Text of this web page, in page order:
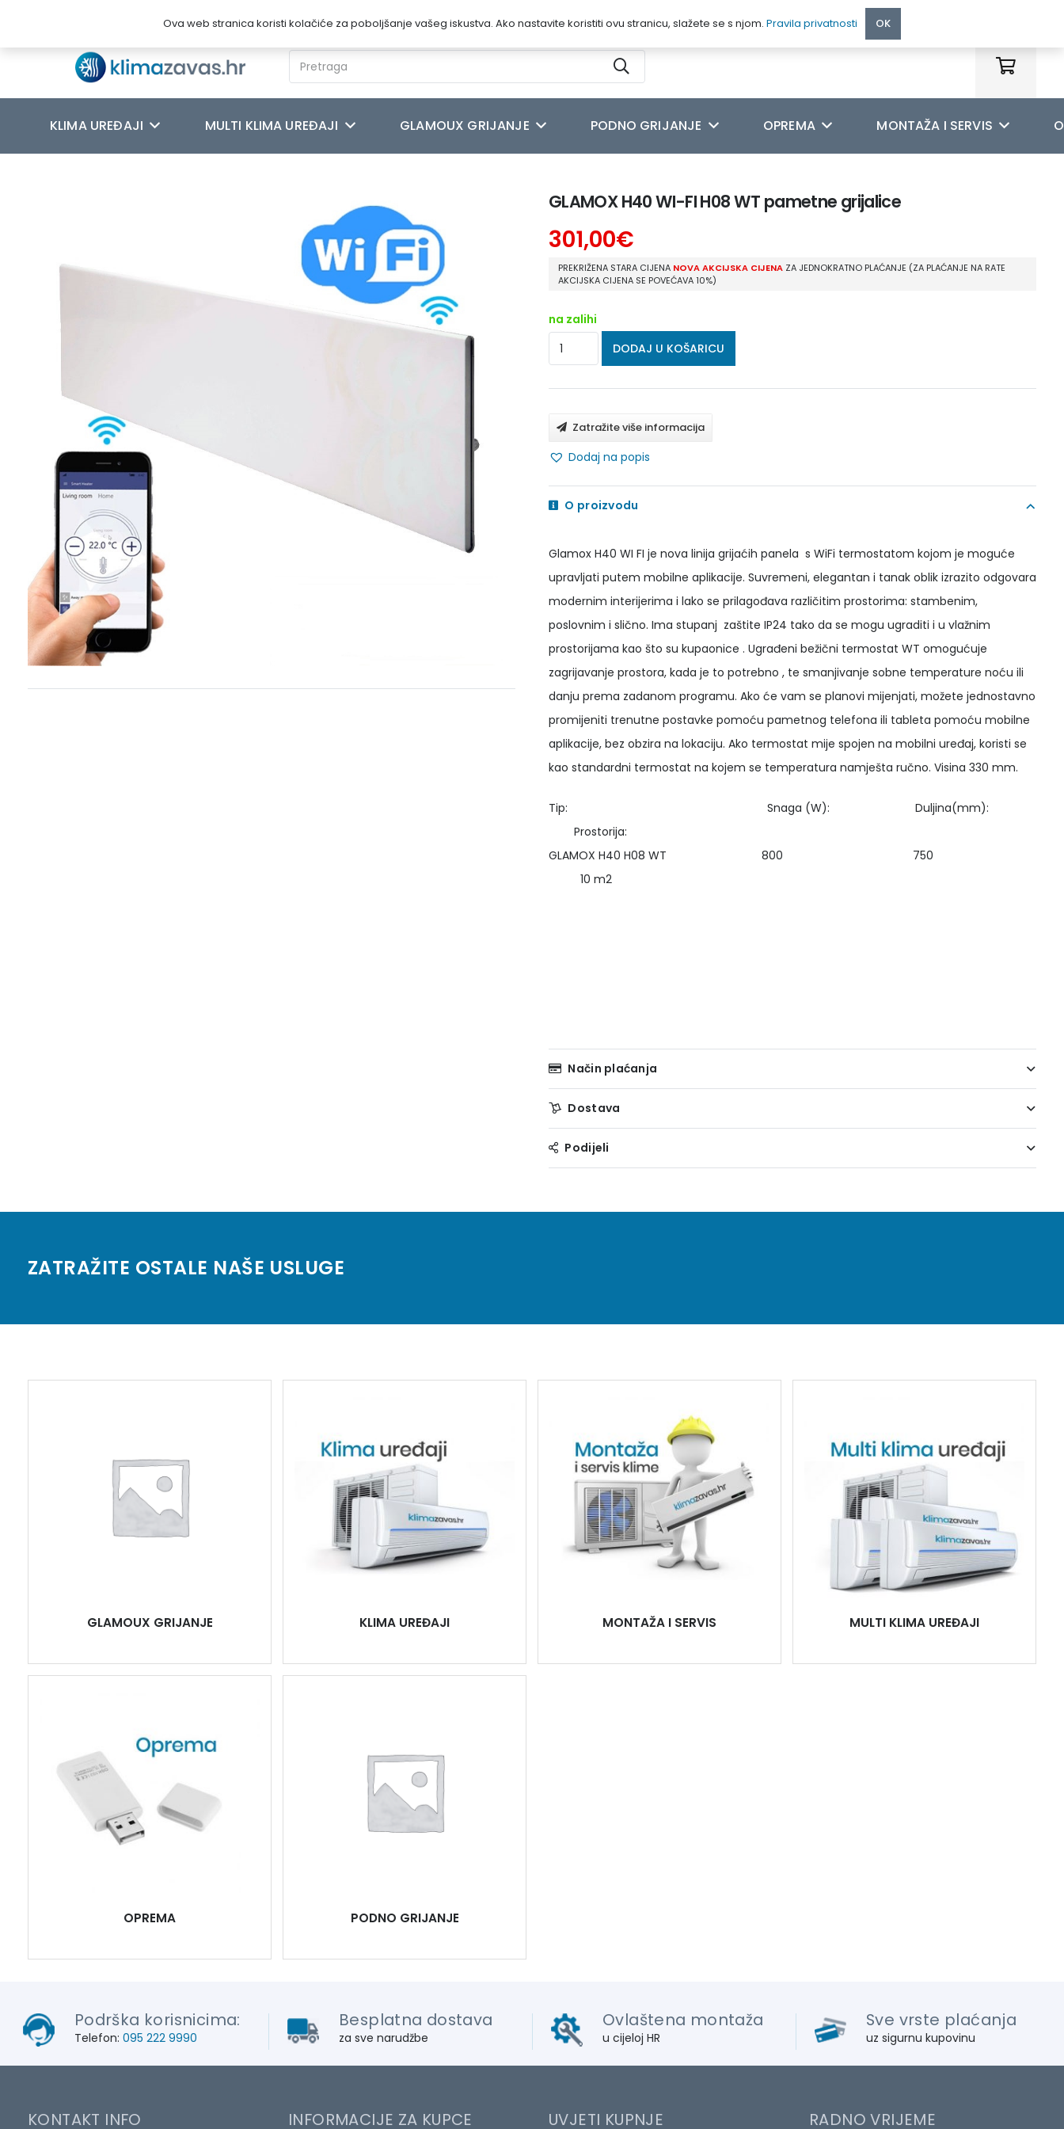
Kontakt
KLIMA UREĐAJI MULTI KLIMA UREĐAJI GLAMOUX GRIJANJE PODNO GRIJANJE OPREMA MONTAŽA I SERVIS
GLAMOX H40 WI-FI H08 WT pametne grijalice
301,00€
PREKRIŽENA STARA CIJENA NOVA AKCIJSKA CIJENA ZA JEDNOKRATNO PLAĆANJE (ZA PLAĆANJE NA RATE
AKCIJSKA CIJENA SE POVEĆAVA 10%)
na zalihi
GLAMOX
H40
WI-
H08
WT
pametne
grijalice
DODAJ U KOŠARICU
Zatražite više informacija
Dodaj na popis
O proizvodu
Glamox H40 WI FI je nova linija grijaćih panela s WiFi termostatom kojom je moguće
upravljati putem mobilne aplikacije. Suvremeni, elegantan i tanak oblik izrazito odgovara
modernim interijerima i lako se prilagođava različitim prostorima: stambenim,
poslovnim i slično. Ima stupanj zaštite IP24 tako da se mogu ugraditi i u vlažnim
prostorijama kao što su kupaonice . Ugrađeni bežični termostat WT omogućuje
zagrijavanje prostora, kada je to potrebno , te smanjivanje sobne temperature noću ili
danju prema zadanom programu. Ako će vam se planovi mijenjati, možete jednostavno
promijeniti trenutne postavke pomoću pametnog telefona ili tableta pomoću mobilne
aplikacije, bez obzira na lokaciju. Ako termostat mije spojen na mobilni uređaj, koristi se
kao standardni termostat na kojem se temperatura namješta ručno. Visina 330 mm.
Tip: Snaga (W): Duljina(mm):
Prostorija:
GLAMOX H40 H08 WT 800 750
10 m2
Način plaćanja
Dostava
Podijeli
ZATRAŽITE OSTALE NAŠE USLUGE
GLAMOUX GRIJANJE KLIMA UREĐAJI MONTAŽA I SERVIS MULTI KLIMA UREĐAJI
OPREMA PODNO GRIJANJE
Podrška korisnicima:
Telefon: 095 222 9990
Besplatna dostava
za sve narudžbe
Ovlaštena montaža
u cijeloj HR
Sve vrste plaćanja
uz sigurnu kupovinu
KONTAKT INFO INFORMACIJE ZA KUPCE UVJETI KUPNJE RADNO VRIJEME
Ova web stranica koristi kolačiće za poboljšanje vašeg iskustva. Ako nastavite koristiti ovu stranicu, slažete se s njom. Pravila privatnosti OK